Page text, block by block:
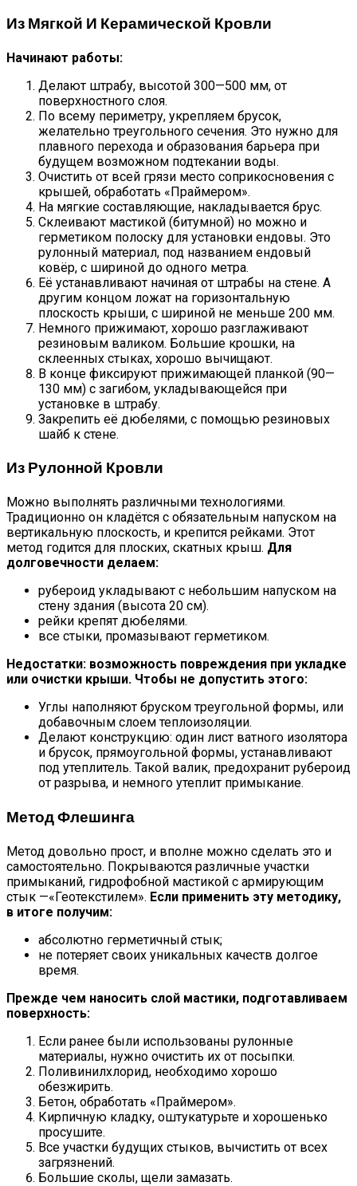
Из Мягкой И Керамической Кровли
Начинают работы:
Делают штрабу, высотой 300—500 мм, от
поверхностного слоя.
По всему периметру, укрепляем брусок,
желательно треугольного сечения. Это нужно для
плавного перехода и образования барьера при
будущем возможном подтекании воды.
Очистить от всей грязи место соприкосновения с
крышей, обработать «Праймером».
На мягкие составляющие, накладывается брус.
Склеивают мастикой (битумной) но можно и
герметиком полоску для установки ендовы. Это
рулонный материал, под названием ендовый
ковёр, с шириной до одного метра.
Её устанавливают начиная от штрабы на стене. А
другим концом ложат на горизонтальную
плоскость крыши, с шириной не меньше 200 мм.
Немного прижимают, хорошо разглаживают
резиновым валиком. Большие крошки, на
склеенных стыках, хорошо вычищают.
В конце фиксируют прижимающей планкой (90—
130 мм) с загибом, укладывающейся при
установке в штрабу.
Закрепить её дюбелями, с помощью резиновых
шайб к стене.
Из Рулонной Кровли
Можно выполнять различными технологиями.
Традиционно он кладётся с обязательным напуском на
вертикальную плоскость, и крепится рейками. Этот
метод годится для плоских, скатных крыш. Для
долговечности делаем:
рубероид укладывают с небольшим напуском на
стену здания (высота 20 см).
рейки крепят дюбелями.
все стыки, промазывают герметиком.
Недостатки: возможность повреждения при укладке
или очистки крыши. Чтобы не допустить этого:
Углы наполняют бруском треугольной формы, или
добавочным слоем теплоизоляции.
Делают конструкцию: один лист ватного изолятора
и брусок, прямоугольной формы, устанавливают
под утеплитель. Такой валик, предохранит рубероид
от разрыва, и немного утеплит примыкание.
Метод Флешинга
Метод довольно прост, и вполне можно сделать это и
самостоятельно. Покрываются различные участки
примыканий, гидрофобной мастикой с армирующим
стык —«Геотекстилем». Если применить эту методику,
в итоге получим:
абсолютно герметичный стык;
не потеряет своих уникальных качеств долгое
время.
Прежде чем наносить слой мастики, подготавливаем
поверхность:
Если ранее были использованы рулонные
материалы, нужно очистить их от посыпки.
Поливинилхлорид, необходимо хорошо
обезжирить.
Бетон, обработать «Праймером».
Кирпичную кладку, оштукатурьте и хорошенько
просушите.
Все участки будущих стыков, вычистить от всех
загрязнений.
Большие сколы, щели замазать.